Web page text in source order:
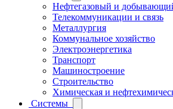
Нефтегазовый и
Телекоммуникации и связь
Металлургия
Коммунальное хозяйство
Электроэнергетика
Транспорт
Машиностроение
Строительство
Химическая и
Системы